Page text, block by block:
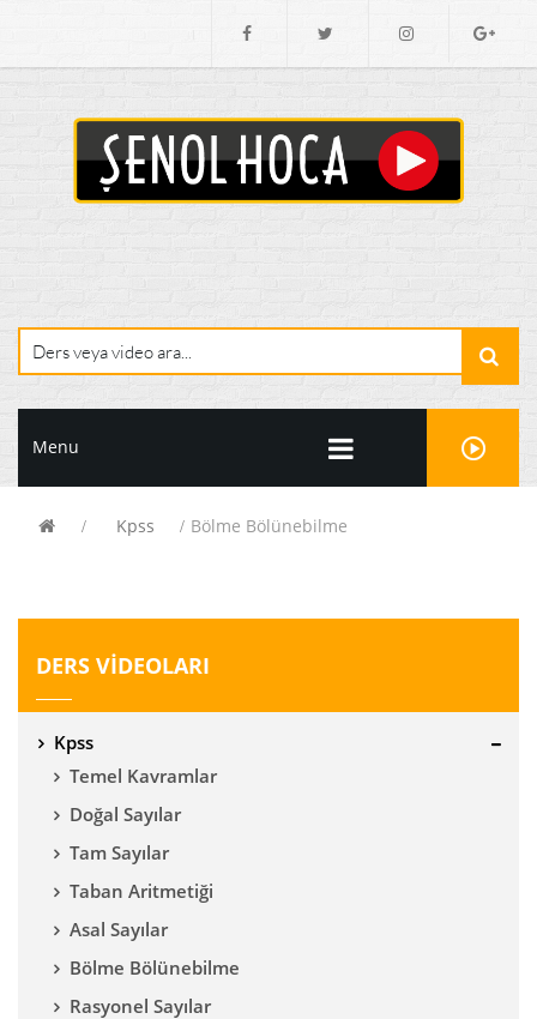
Menu
Kpss Bölme Bölünebilme
DERS VİDEOLARI
Kpss
Temel Kavramlar
Doğal Sayılar
Tam Sayılar
Taban Aritmetiği
Asal Sayılar
Bölme Bölünebilme
Rasyonel Sayılar